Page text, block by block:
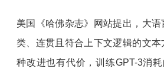
美国《哈佛杂志》网站提出，大语
类、连贯且符合上下文逻辑的文
种改进也有代价，训练GPT-3消